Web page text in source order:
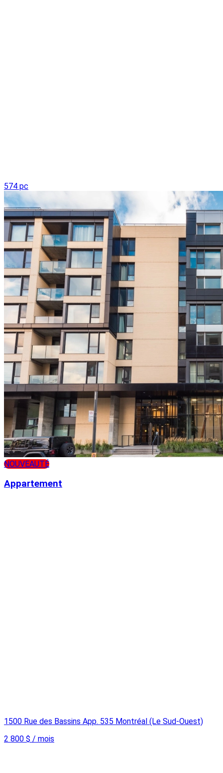
574 pc
NOUVEAUTÉ
Appartement
1500 Rue des Bassins App. 535 Montréal (Le Sud-Ouest)
2 800 $ / mois